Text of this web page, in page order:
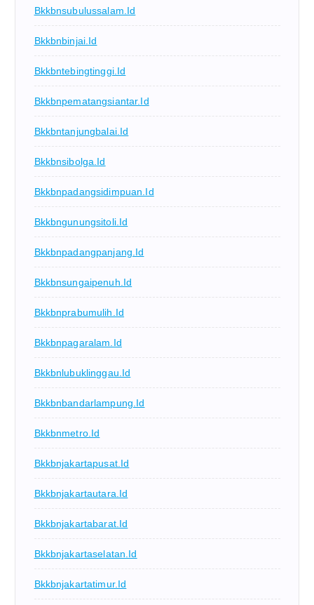
Bkkbnsubulussalam.id
Bkkbnbinjai.id
Bkkbntebingtinggi.id
Bkkbnpematangsiantar.id
Bkkbntanjungbalai.id
Bkkbnsibolga.id
Bkkbnpadangsidimpuan.id
Bkkbngunungsitoli.id
Bkkbnpadangpanjang.id
Bkkbnsungaipenuh.id
Bkkbnprabumulih.id
Bkkbnpagaralam.id
Bkkbnlubuklinggau.id
Bkkbnbandarlampung.id
Bkkbnmetro.id
Bkkbnjakartapusat.id
Bkkbnjakartautara.id
Bkkbnjakartabarat.id
Bkkbnjakartaselatan.id
Bkkbnjakartatimur.id